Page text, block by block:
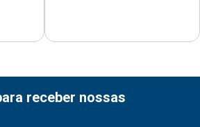
receber nossas